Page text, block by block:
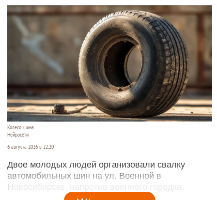
Колесо, шина
Нейросети
6 августа 2026 в 22:20
Двое молодых людей организовали свалку
автомобильных шин на ул. Военной в
Новосибирске, напротив военного городка.